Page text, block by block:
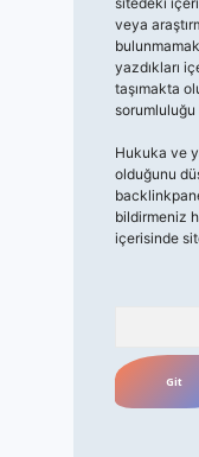
veya
yazdıkları
taşımakta
sorumluluğu
Hukuka ve
olduğunu
bildirmeniz
içerisinde